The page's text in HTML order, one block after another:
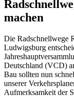
machen
Die Radschnellwege
Ludwigsburg
Deutschland (VCD)
Bau sollten nun
unserer
Aufmerksamkeit der